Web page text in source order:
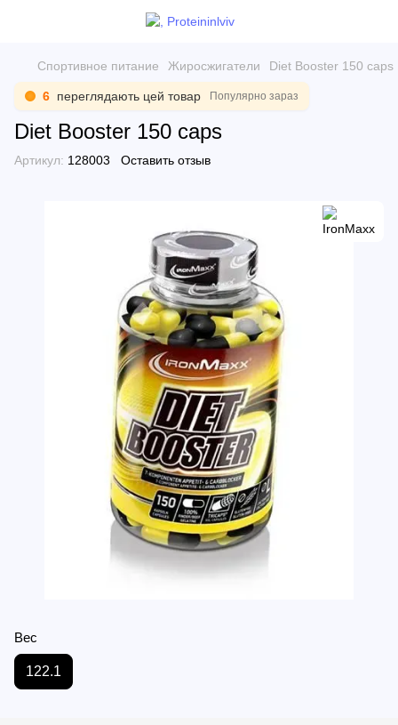
Спортивное питание Жиросжигатели Diet Booster 150 caps
6 переглядають цей товар Популярно зараз
Diet Booster 150 caps
Артикул: 128003 Оставить отзыв
Вес
122.1